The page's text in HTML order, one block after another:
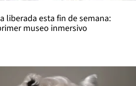
liberada esta fin de semana:
museo inmersivo